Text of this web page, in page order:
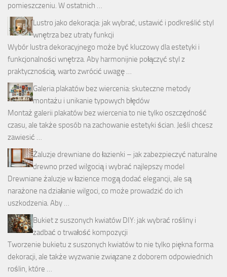
pomieszczeniu. W ostatnich …
Lustro jako dekoracja: jak wybrać, ustawić i podkreślić styl
wnętrza bez utraty funkcji
Wybór lustra dekoracyjnego może być kluczowy dla estetyki i
funkcjonalności wnętrza. Aby harmonijnie połączyć styl z
praktycznością, warto zwrócić uwagę …
Galeria plakatów bez wiercenia: skuteczne metody
montażu i unikanie typowych błędów
Montaż galerii plakatów bez wiercenia to nie tylko oszczędność
czasu, ale także sposób na zachowanie estetyki ścian. Jeśli chcesz
zawiesić …
Żaluzje drewniane do łazienki – jak zabezpieczyć naturalne
drewno przed wilgocią i wybrać najlepszy model
Drewniane żaluzje w łazience mogą dodać elegancji, ale są
narażone na działanie wilgoci, co może prowadzić do ich
uszkodzenia. Aby …
Bukiet z suszonych kwiatów DIY: jak wybrać rośliny i
zadbać o trwałość kompozycji
Tworzenie bukietu z suszonych kwiatów to nie tylko piękna forma
dekoracji, ale także wyzwanie związane z doborem odpowiednich
roślin, które …